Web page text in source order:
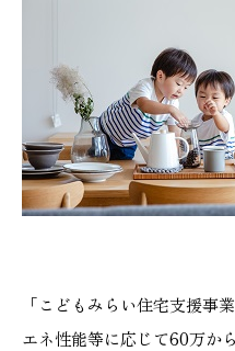
アクセスマップ
プライバシーポリシー
053-488-5127
10:00〜19:00 水曜定休
「こどもみらい住宅支援事
エネ性能等に応じて60万か